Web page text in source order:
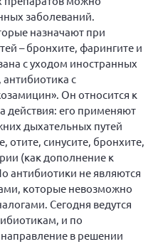
заболеваний.
назначают при
– бронхите, фарингите и
с уходом иностранных
с
Он относится к
действия: его применяют
дыхательных путей
отите, синусите, бронхите,
(как дополнение к
антибиотики не являются
которые невозможно
Сегодня ведутся
и по
в решении